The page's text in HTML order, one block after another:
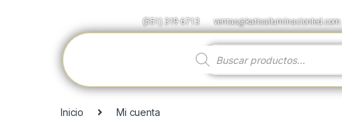
(551) 319 6713 ventas@katisailuminacionled.com
Inicio Mi cuenta